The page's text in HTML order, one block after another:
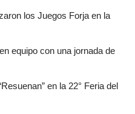
los Juegos Forja en la
equipo con una jornada de
en la 22° Feria del